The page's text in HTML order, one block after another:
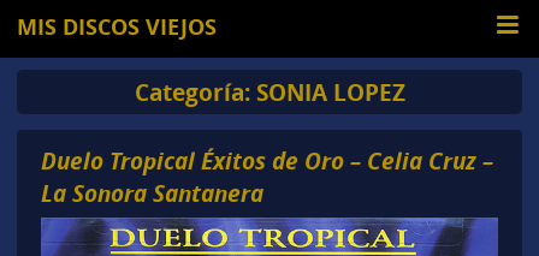
MIS DISCOS VIEJOS
Categoría: SONIA LOPEZ
Duelo Tropical Éxitos de Oro – Celia Cruz –
La Sonora Santanera